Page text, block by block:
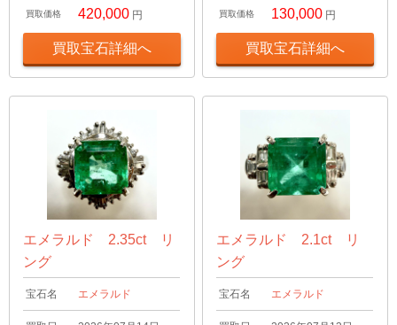
買取価格 420,000 円
買取宝石詳細へ
買取価格 130,000 円
買取宝石詳細へ
エメラルド 2.35ct リ
ング
宝石名 エメラルド
エメラルド 2.1ct リ
ング
宝石名 エメラルド